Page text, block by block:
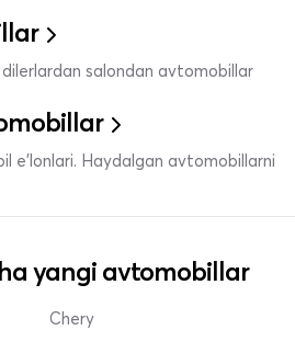
salondan avtomobillar
e’lonlari. Haydalgan avtomobillarni
yangi avtomobillar
Chery